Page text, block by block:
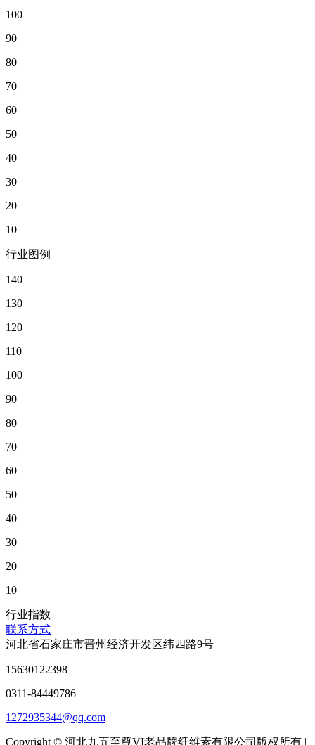
100
90
80
70
60
50
40
30
20
10
行业图例
140
130
120
110
100
90
80
70
60
50
40
30
20
10
行业指数
联系方式
河北省石家庄市晋州经济开发区纬四路9号
15630122398
0311-84449786
1272935344@qq.com
Copyright © 河北九五至尊VI老品牌纤维素有限公司版权所有 |